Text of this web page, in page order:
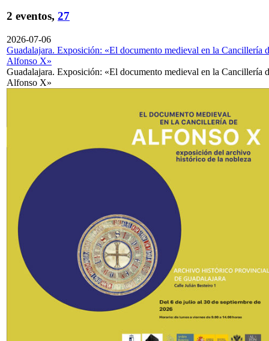
2 eventos, 27
2026-07-06
Guadalajara. Exposición: «El documento medieval en la Cancillería
Alfonso X»
Guadalajara. Exposición: «El documento medieval en la Cancillería
Alfonso X»